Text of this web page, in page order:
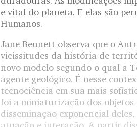
e vital do planeta. E elas são
Humanos.
Jane Bennett observa que o
vicissitudes da história de
novo modelo segundo o qual a
agente geológico. É nesse
tecnociência em sua mais
foi a miniaturização dos objetos
disseminação exponencial